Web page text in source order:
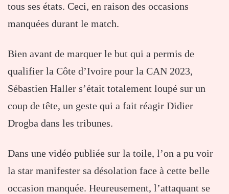
tous ses états. Ceci, en raison des occasions
manquées durant le match.
Bien avant de marquer le but qui a permis de
qualifier la Côte d’Ivoire pour la CAN 2023,
Sébastien Haller s’était totalement loupé sur un
coup de tête, un geste qui a fait réagir Didier
Drogba dans les tribunes.
Dans une vidéo publiée sur la toile, l’on a pu voir
la star manifester sa désolation face à cette belle
occasion manquée. Heureusement, l’attaquant se